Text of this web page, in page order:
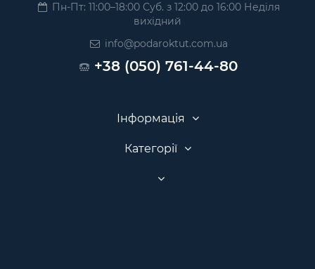
Пн-Пт: 11:00–18:00 Суб. з 12:00 до 16:00 Неділя
вихідний
info@podaroktut.com.ua
+38 (050) 761-44-80
Інформація
Категорії